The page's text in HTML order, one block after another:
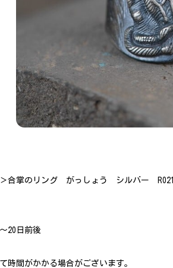
＞合掌のリング がっしょう シルバー R021
20日前後
時間がかかる場合がございます。